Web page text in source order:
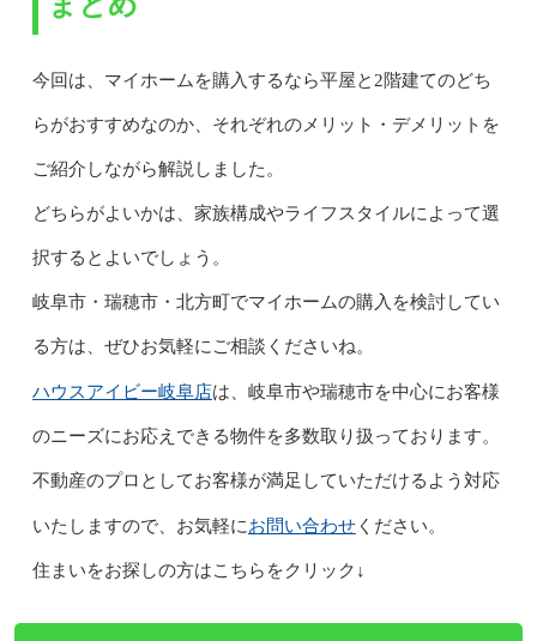
今回は、マイホームを購入するなら平屋と2階建てのどち
らがおすすめなのか、それぞれのメリット・デメリットを
ご紹介しながら解説しました。
どちらがよいかは、家族構成やライフスタイルによって選
択するとよいでしょう。
岐阜市・瑞穂市・北方町でマイホームの購入を検討してい
る方は、ぜひお気軽にご相談くださいね。
ハウスアイビー岐阜店は、岐阜市や瑞穂市を中心にお客様
のニーズにお応えできる物件を多数取り扱っております。
不動産のプロとしてお客様が満足していただけるよう対応
いたしますので、お気軽にお問い合わせください。
住まいをお探しの方はこちらをクリック↓